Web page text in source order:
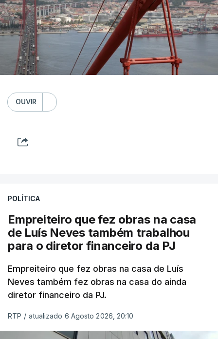
OUVIR
POLÍTICA
Empreiteiro que fez obras na casa
de Luís Neves também trabalhou
para o diretor financeiro da PJ
Empreiteiro que fez obras na casa de Luís
Neves também fez obras na casa do ainda
diretor financeiro da PJ.
RTP / atualizado 6 Agosto 2026, 20:10